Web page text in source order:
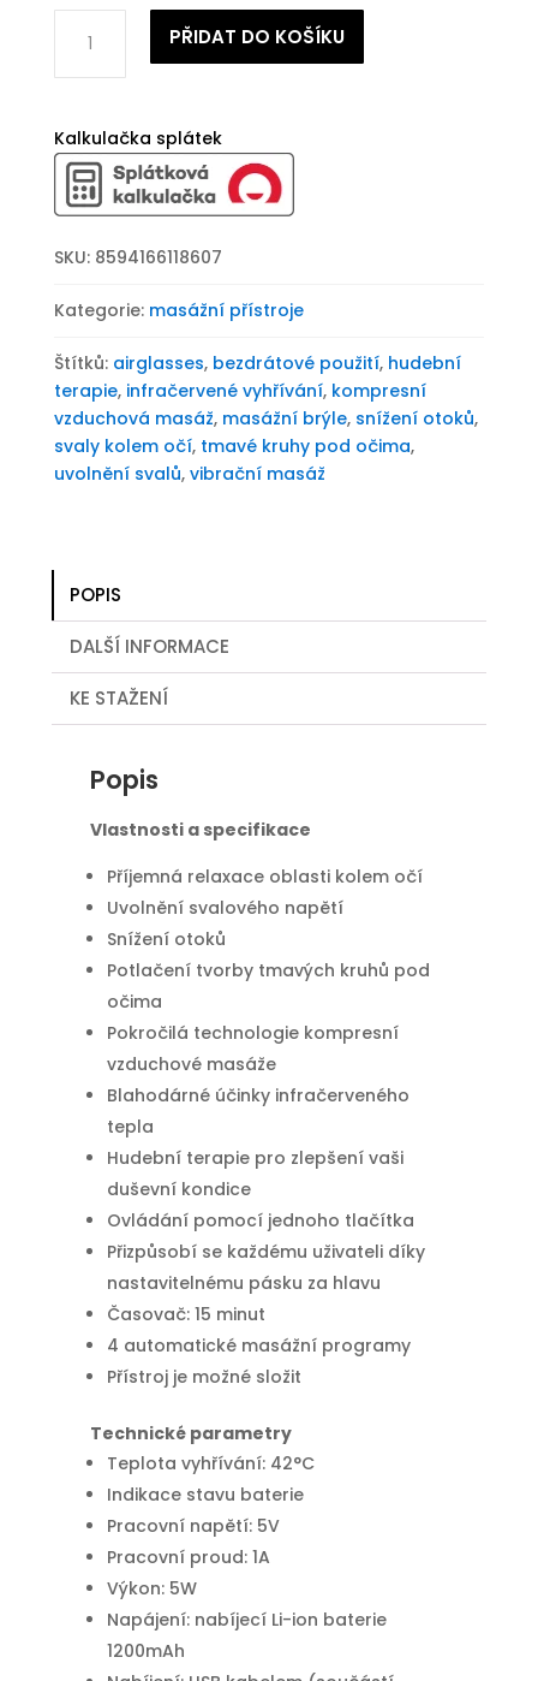
přístroj
BeautyRelax
Premium
množství
PŘIDAT DO KOŠÍKU
Kalkulačka splátek
SKU: 8594166118607
Kategorie: masážní přístroje
Štítků: airglasses, bezdrátové použití, hudební
terapie, infračervené vyhřívání, kompresní
vzduchová masáž, masážní brýle, snížení otoků,
svaly kolem očí, tmavé kruhy pod očima,
uvolnění svalů, vibrační masáž
POPIS
DALŠÍ INFORMACE
KE STAŽENÍ
Popis
Vlastnosti a specifikace
Příjemná relaxace oblasti kolem očí
Uvolnění svalového napětí
Snížení otoků
Potlačení tvorby tmavých kruhů pod
očima
Pokročilá technologie kompresní
vzduchové masáže
Blahodárné účinky infračerveného
tepla
Hudební terapie pro zlepšení vaši
duševní kondice
Ovládání pomocí jednoho tlačítka
Přizpůsobí se každému uživateli díky
nastavitelnému pásku za hlavu
Časovač: 15 minut
4 automatické masážní programy
Přístroj je možné složit
Technické parametry
Teplota vyhřívání: 42°C
Indikace stavu baterie
Pracovní napětí: 5V
Pracovní proud: 1A
Výkon: 5W
Napájení: nabíjecí Li-ion baterie
1200mAh